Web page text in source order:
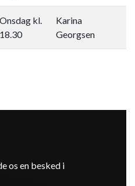
Onsdag kl.
18.30
Karina
Georgsen
os en besked i